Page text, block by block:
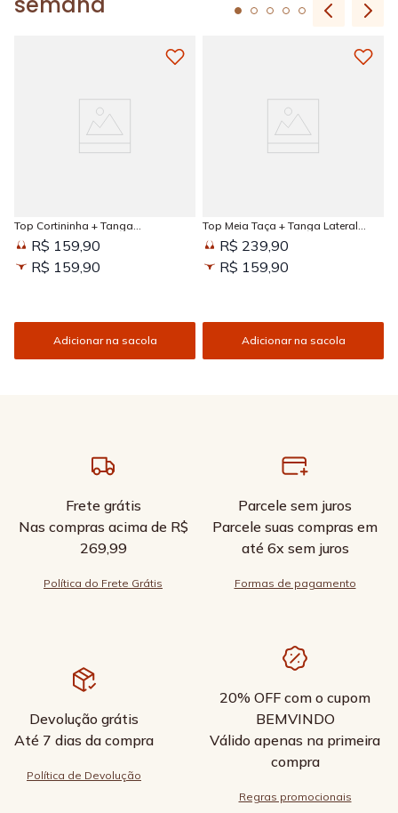
Top Cortininha + Tanga
Amarradinha Estampada Sun
KissedR$ 159,90
R$ 159,90
Adicionar na sacola
Top Meia Taça + Tanga Lateral
Larga Estampada Sun Kissed
R$ 239,90
R$ 159,90
Adicionar na sacola
Frete grátis
Nas compras acima de R$
269,99
Política do Frete Grátis
Parcele sem juros
Parcele suas compras em
até 6x sem juros
Formas de pagamento
Devolução grátis
Até 7 dias da compra
Política de Devolução
20% OFF com o cupom
BEMVINDO
Válido apenas na primeira
compra
Regras promocionais